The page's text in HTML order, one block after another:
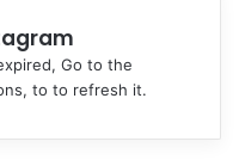
Go to the
to to refresh it.